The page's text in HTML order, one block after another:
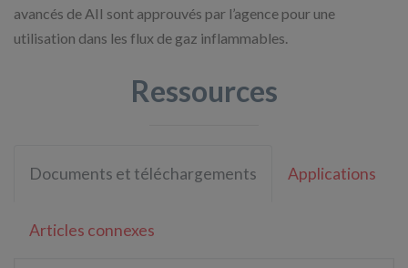
avancés de AII sont approuvés par l’agence pour une
utilisation dans les flux de gaz inflammables.
Ressources
Documents et téléchargements Applications
Articles connexes